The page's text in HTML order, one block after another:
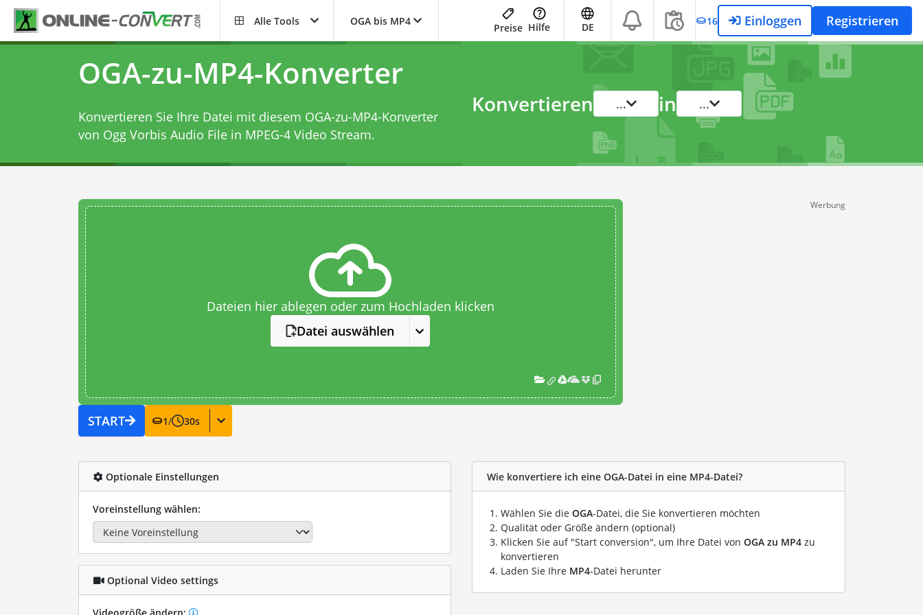
Alle Tools OGA bis MP4
Preise Hilfe DE 16 Einloggen Registrieren
OGA-zu-MP4-Konverter
Konvertieren Sie Ihre Datei mit diesem OGA-zu-MP4-Konverter
von Ogg Vorbis Audio File in MPEG-4 Video Stream.
Konvertieren ... in ...
Dateien hier ablegen oder zum Hochladen klicken
Datei auswählen
START 1/ 30s
Werbung
Optionale Einstellungen
Voreinstellung wählen:
Optional Video settings
Wie konvertiere ich eine OGA-Datei in eine MP4-Datei?
Wählen Sie die OGA-Datei, die Sie konvertieren möchten
Qualität oder Größe ändern (optional)
Klicken Sie auf "Start conversion", um Ihre Datei von OGA zu MP4 zu
konvertieren
Laden Sie Ihre MP4-Datei herunter